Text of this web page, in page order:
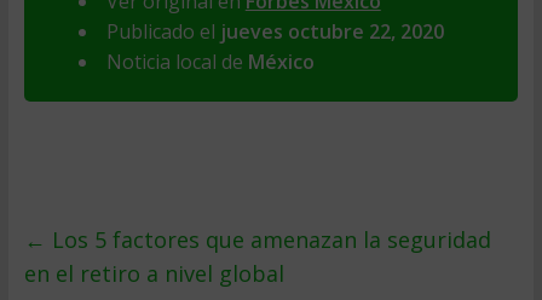
Publicado el jueves octubre 22, 2020
Noticia local de México
← Los 5 factores que amenazan la seguridad
en el retiro a nivel global